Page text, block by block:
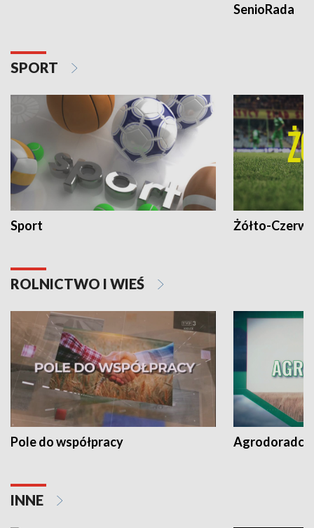
SenioRada
SPORT
Sport Żółto-
ROLNICTWO I WIEŚ
Pole do współpracy Agrodoradcy
INNE